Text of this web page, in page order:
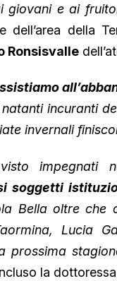
giovani e ai
dell’area della
Ronsisvalle
incuranti
invernali
impegnati
soggetti
Bella oltre
Lucia
prossima
la